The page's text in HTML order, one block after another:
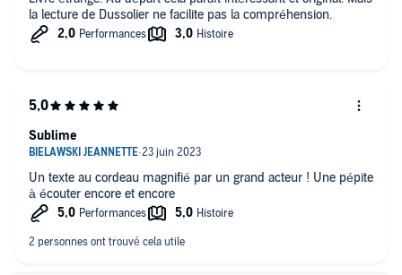
la lecture de Dussolier ne facilite pas la compréhension.
Un texte au cordeau magnifié par un grand acteur ! Une pépite
à écouter encore et encore
Sublime